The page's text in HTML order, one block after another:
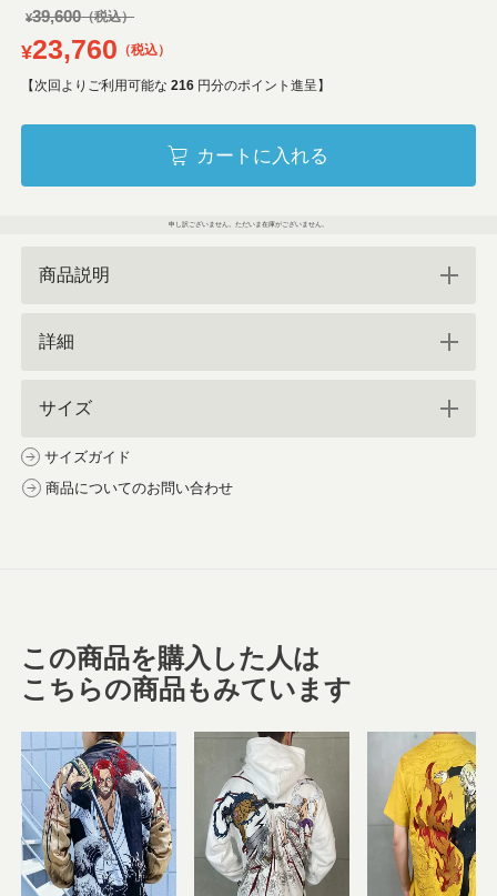
¥39,600
¥23,760 税込
【次回よりご利用可能な 216 円分のポイント進呈】
カートに入れる
申し訳ございません。ただいま在庫がございません。
商品説明
詳細
サイズ
サイズガイド
商品についてのお問い合わせ
この商品を購入した人は
こちらの商品もみています